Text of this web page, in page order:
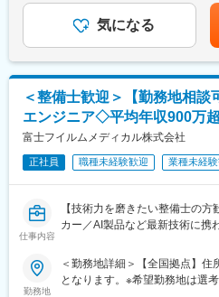
■選考ポジション：
これまでのご経験やご希望に合
・Cardiac Ablation Solutions
・Structural Heart
・SPINE
・Neuro Vascular
・Neuro Modulation 等
変更の範囲：会社の定める業務
です。提供戦略の設計から関係
ードバックの開発還元までを担
中長期で機能し続ける仕組みづ
【業務内容】
・既存顧客への提供戦略を設計
範囲・提供条件の定義）
・社内外の利害関係者（顧客・
合意形成
・利用開始ガイド・注意事項・
情報の整備・配信
・顧客フィードバックの収集・
行
・ハイタッチ／ロータッチを使
整備・推進
給与補足＞※面談を通じてスキ
くまでも目安の金額であり、選
ます。月給(月額)は固定手当を
気になる
＜整備士歓迎＞【勤務地相談
エンジニア◇平均年収900万
富士フイルムメディカル株式会社
正社員 職種未経験歓迎 業種未経
仕事内容
【技術力を磨きたい整備士の
カー／AI製品など最新技術に携
方募集！整備士としての経験
ます。PACSやCT・MRIなどの
勤務地
＜勤務地詳細＞【全国拠点】
となります。※希望勤務地は選